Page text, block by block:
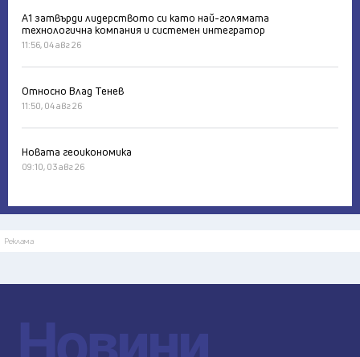
А1 затвърди лидерството си като най-голямата
технологична компания и системен интегратор
11:56, 04 авг 26
Относно Влад Тенев
11:50, 04 авг 26
Новата геоикономика
09:10, 03 авг 26
Реклама